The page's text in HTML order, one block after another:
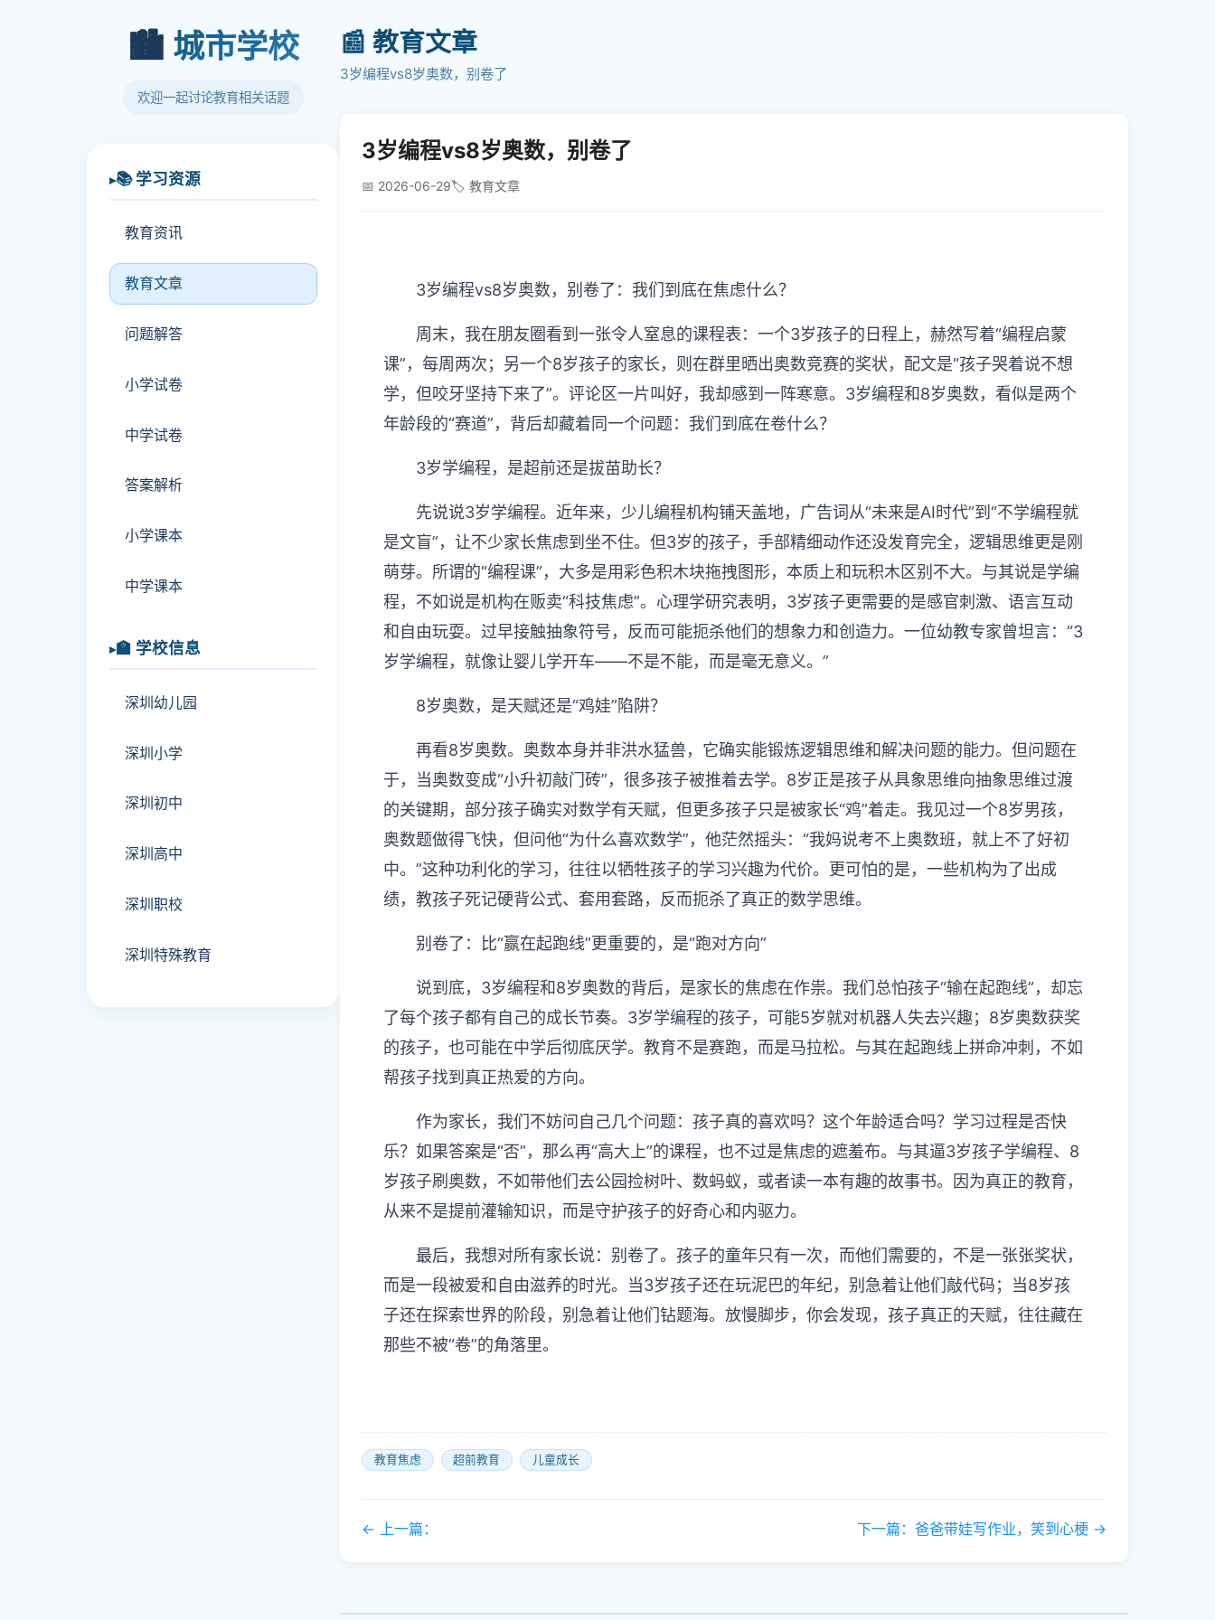
🏙️ 城市学校
欢迎一起讨论教育相关话题
📚 学习资源
教育资讯
教育文章
问题解答
小学试卷
中学试卷
答案解析
小学课本
中学课本
🏫 学校信息
深圳幼儿园
深圳小学
深圳初中
深圳高中
深圳职校
深圳特殊教育
📰 教育文章
3岁编程vs8岁奥数，别卷了
3岁编程vs8岁奥数，别卷了
📅 2026-06-29🏷️ 教育文章
3岁编程vs8岁奥数，别卷了：我们到底在焦虑什么？
周末，我在朋友圈看到一张令人窒息的课程表：一个3岁孩子的日程上，赫然写着“编程启蒙
课”，每周两次；另一个8岁孩子的家长，则在群里晒出奥数竞赛的奖状，配文是“孩子哭着说不想
学，但咬牙坚持下来了”。评论区一片叫好，我却感到一阵寒意。3岁编程和8岁奥数，看似是两个
年龄段的“赛道”，背后却藏着同一个问题：我们到底在卷什么？
3岁学编程，是超前还是拔苗助长？
先说说3岁学编程。近年来，少儿编程机构铺天盖地，广告词从“未来是AI时代”到“不学编程就
是文盲”，让不少家长焦虑到坐不住。但3岁的孩子，手部精细动作还没发育完全，逻辑思维更是刚
萌芽。所谓的“编程课”，大多是用彩色积木块拖拽图形，本质上和玩积木区别不大。与其说是学编
程，不如说是机构在贩卖“科技焦虑”。心理学研究表明，3岁孩子更需要的是感官刺激、语言互动
和自由玩耍。过早接触抽象符号，反而可能扼杀他们的想象力和创造力。一位幼教专家曾坦言：“3
岁学编程，就像让婴儿学开车——不是不能，而是毫无意义。”
8岁奥数，是天赋还是“鸡娃”陷阱？
再看8岁奥数。奥数本身并非洪水猛兽，它确实能锻炼逻辑思维和解决问题的能力。但问题在
于，当奥数变成“小升初敲门砖”，很多孩子被推着去学。8岁正是孩子从具象思维向抽象思维过渡
的关键期，部分孩子确实对数学有天赋，但更多孩子只是被家长“鸡”着走。我见过一个8岁男孩，
奥数题做得飞快，但问他“为什么喜欢数学”，他茫然摇头：“我妈说考不上奥数班，就上不了好初
中。”这种功利化的学习，往往以牺牲孩子的学习兴趣为代价。更可怕的是，一些机构为了出成
绩，教孩子死记硬背公式、套用套路，反而扼杀了真正的数学思维。
别卷了：比“赢在起跑线”更重要的，是“跑对方向”
说到底，3岁编程和8岁奥数的背后，是家长的焦虑在作祟。我们总怕孩子“输在起跑线”，却忘
了每个孩子都有自己的成长节奏。3岁学编程的孩子，可能5岁就对机器人失去兴趣；8岁奥数获奖
的孩子，也可能在中学后彻底厌学。教育不是赛跑，而是马拉松。与其在起跑线上拼命冲刺，不如
帮孩子找到真正热爱的方向。
作为家长，我们不妨问自己几个问题：孩子真的喜欢吗？这个年龄适合吗？学习过程是否快
乐？如果答案是“否”，那么再“高大上”的课程，也不过是焦虑的遮羞布。与其逼3岁孩子学编程、8
岁孩子刷奥数，不如带他们去公园捡树叶、数蚂蚁，或者读一本有趣的故事书。因为真正的教育，
从来不是提前灌输知识，而是守护孩子的好奇心和内驱力。
最后，我想对所有家长说：别卷了。孩子的童年只有一次，而他们需要的，不是一张张奖状，
而是一段被爱和自由滋养的时光。当3岁孩子还在玩泥巴的年纪，别急着让他们敲代码；当8岁孩
子还在探索世界的阶段，别急着让他们钻题海。放慢脚步，你会发现，孩子真正的天赋，往往藏在
那些不被“卷”的角落里。
教育焦虑 超前教育 儿童成长
← 上一篇： 下一篇：爸爸带娃写作业，笑到心梗 →